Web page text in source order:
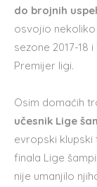
do brojnih
osvojio nekoliko
sezone 2017-18
Premijer ligi.
Osim domaćih
učesnik Lige
evropski klupski
finala Lige
nije umanjilo